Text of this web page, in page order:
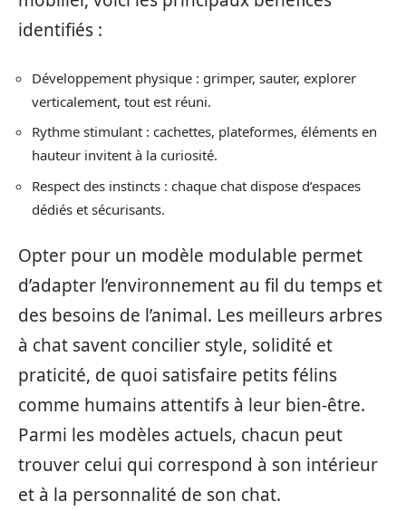
identifiés :
Développement physique : grimper, sauter, explorer
verticalement, tout est réuni.
Rythme stimulant : cachettes, plateformes, éléments en
hauteur invitent à la curiosité.
Respect des instincts : chaque chat dispose d’espaces
dédiés et sécurisants.
Opter pour un modèle modulable permet
d’adapter l’environnement au fil du temps et
des besoins de l’animal. Les meilleurs arbres
à chat savent concilier style, solidité et
praticité, de quoi satisfaire petits félins
comme humains attentifs à leur bien-être.
Parmi les modèles actuels, chacun peut
trouver celui qui correspond à son intérieur
et à la personnalité de son chat.